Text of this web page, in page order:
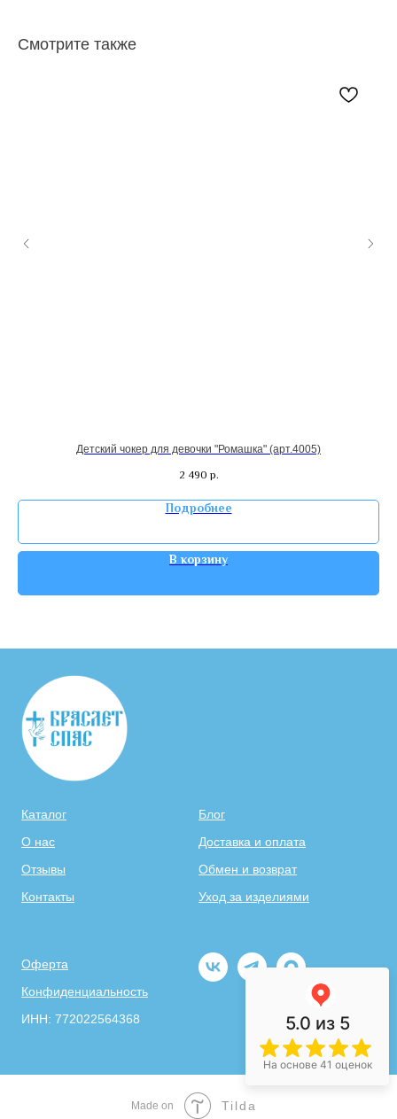
Смотрите также
Детский чокер для девочки "Ромашка" (арт.4005)
2 490 р.
Подробнее
В корзину
Каталог
О нас
Отзывы
Контакты
Блог
Доставка и оплата
Обмен и возврат
Уход за изделиями
Оферта
Конфиденциальность
ИНН: 772022564368
Made on Tilda
5.0 из 5
На основе 41 оценок